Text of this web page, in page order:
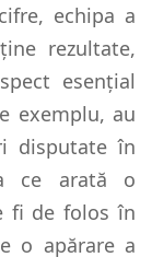
echipa a
rezultate,
esențial
exemplu, au
disputate în
ce arată o
fi de folos în
o apărare a